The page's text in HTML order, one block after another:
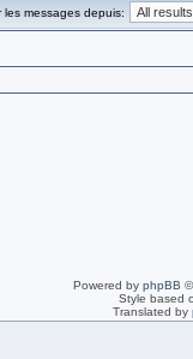
les messages depuis:
Powered by phpBB
Style based
Translated by